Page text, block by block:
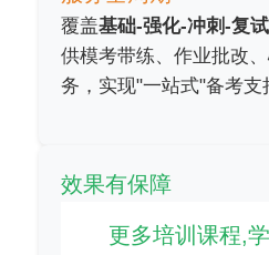
覆盖基础-强化-冲刺-复试
供模考带练、作业批改
务，实现"一站式"备考支
效果有保障
更多培训课程,